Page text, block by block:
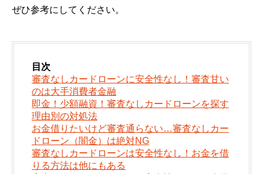
ぜひ参考にしてください。
目次
審査なしカードローンに安全性なし！審査甘い
のは大手消費者金融
即金！少額融資！審査なしカードローンを探す
理由別の対処法
お金借りたいけど審査通らない…審査なしカー
ドローン（闇金）は絶対NG
審査なしカードローンは安全性なし！お金を借
りる方法は他にもある